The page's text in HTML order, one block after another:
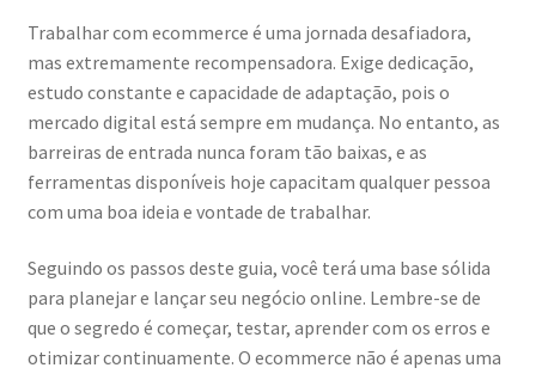
Trabalhar com ecommerce é uma jornada desafiadora,
mas extremamente recompensadora. Exige dedicação,
estudo constante e capacidade de adaptação, pois o
mercado digital está sempre em mudança. No entanto, as
barreiras de entrada nunca foram tão baixas, e as
ferramentas disponíveis hoje capacitam qualquer pessoa
com uma boa ideia e vontade de trabalhar.
Seguindo os passos deste guia, você terá uma base sólida
para planejar e lançar seu negócio online. Lembre-se de
que o segredo é começar, testar, aprender com os erros e
otimizar continuamente. O ecommerce não é apenas uma